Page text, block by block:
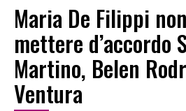
Maria De Filippi
mettere d’accordo
Martino, Belen
Ventura